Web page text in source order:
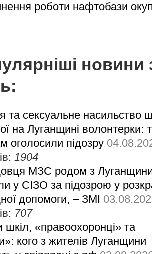
роботи нафтобази
новини
та сексуальне насильство
на Луганщині волонтерки:
оголосили підозру
1904
МЗС родом з
у СІЗО за підозрою у
допомоги, – ЗМІ
707
шкіл, «правоохоронці» та
кого з жителів Луганщини